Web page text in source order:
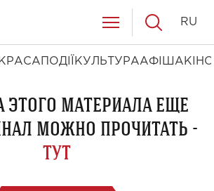
КРАСА ПОДІЇ КУЛЬТУРААФІША КІНО
RU
ЭТОГО МАТЕРИАЛА ЕЩЕ
МОЖНО ПРОЧИТАТЬ -
ТУТ